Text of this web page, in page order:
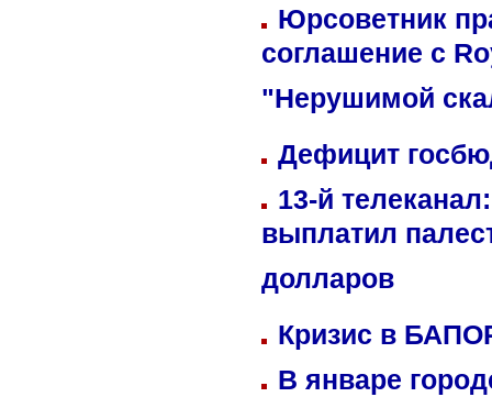
Юрсоветник
соглашение с
"Нерушимой
Дефицит
13-й
выплатил
долларов
Кризис в
В январе